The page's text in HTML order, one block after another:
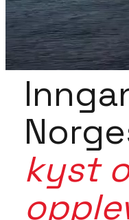
kyst